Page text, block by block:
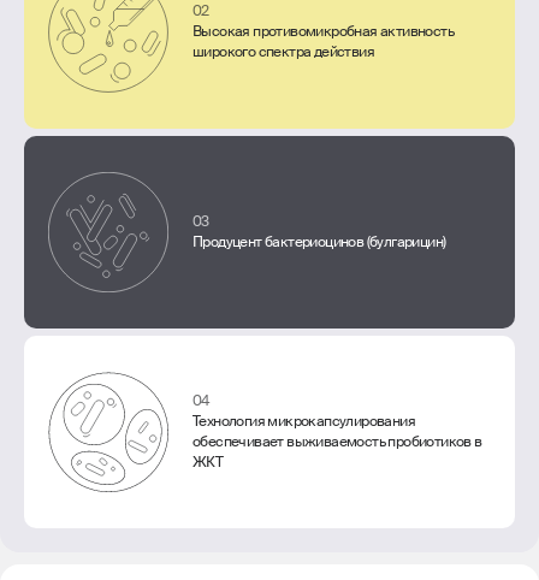
02
Высокая противомикробная активность
широкого спектра действия
03
Продуцент бактериоцинов (булгарицин)
04
Технология микрокапсулирования
обеспечивает выживаемость пробиотиков в
ЖКТ